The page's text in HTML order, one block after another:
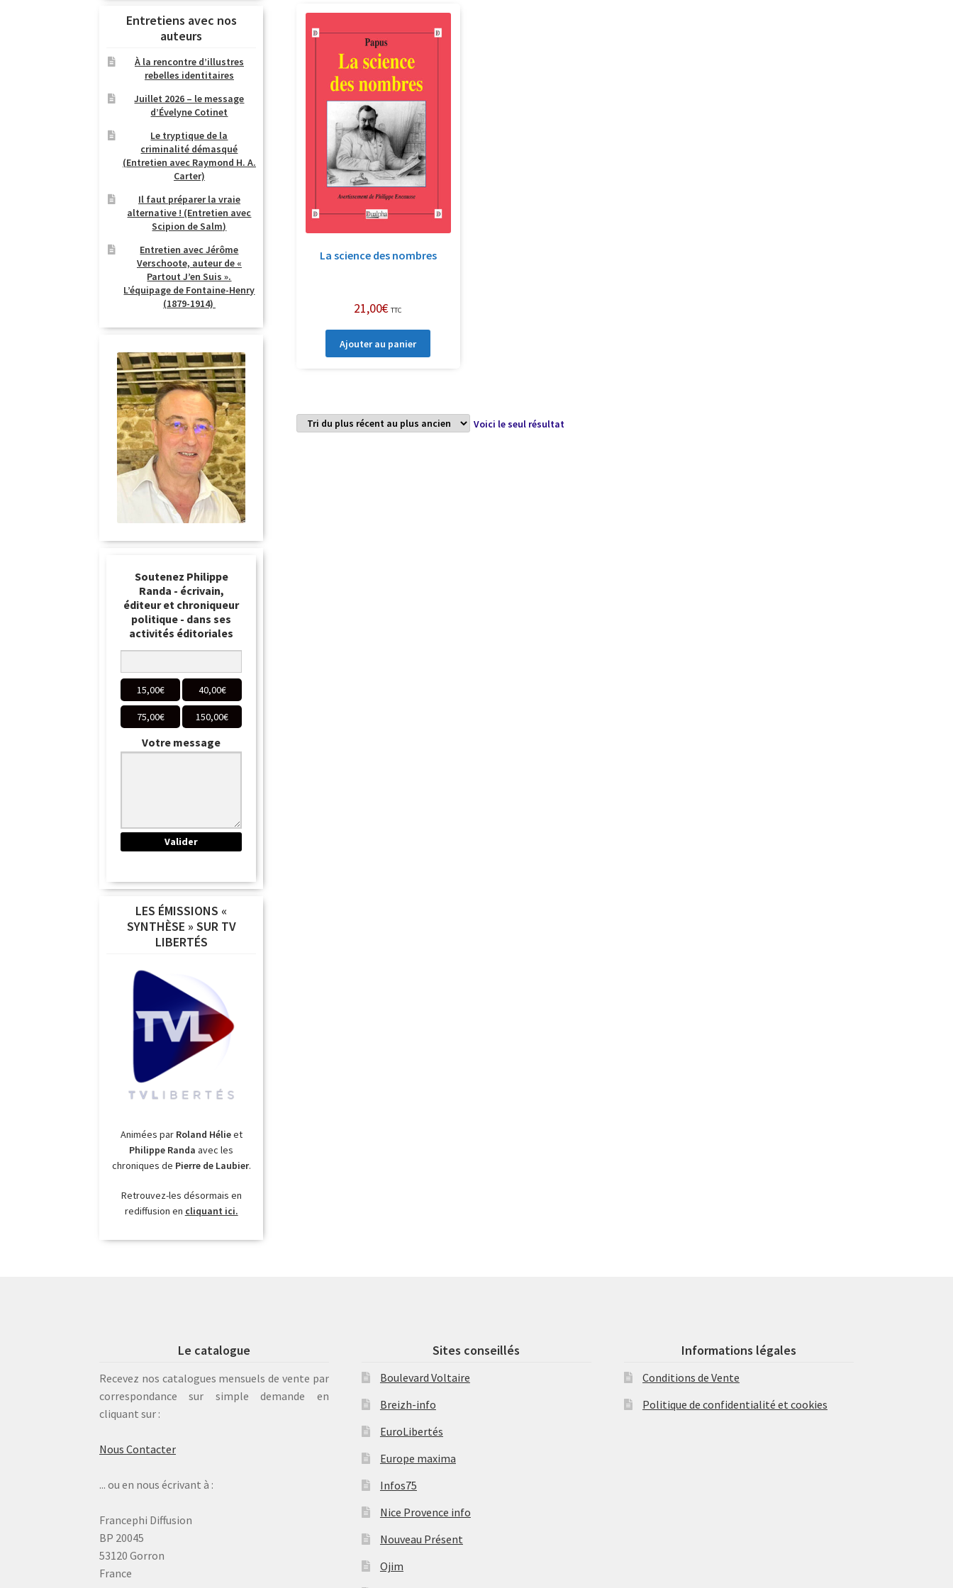
La science des nombres
21,00€ TTC
Ajouter au panier
Voici le seul résultat
Entretiens avec nos
auteurs
À la rencontre d’illustres
rebelles identitaires
Juillet 2026 – le message
d’Évelyne Cotinet
Le tryptique de la
criminalité démasqué
(Entretien avec Raymond H. A.
Carter)
Il faut préparer la vraie
alternative ! (Entretien avec
Scipion de Salm)
Entretien avec Jérôme
Verschoote, auteur de «
Partout J’en Suis ».
L’équipage de Fontaine-Henry
(1879-1914)
Soutenez Philippe
Randa - écrivain,
éditeur et chroniqueur
politique - dans ses
activités éditoriales
15,00€ 40,00€
75,00€ 150,00€
Votre message
LES ÉMISSIONS «
SYNTHÈSE » SUR TV
LIBERTÉS
Animées par Roland Hélieet
Philippe Randa avec les
chroniques de Pierre de Laubier.
Retrouvez-les désormais en
rediffusion en cliquant ici.
Le catalogue
Recevez nos catalogues mensuels de vente par
correspondance sur simple demande en
cliquant sur :
Nous Contacter
... ou en nous écrivant à :
Francephi Diffusion
BP 20045
53120 Gorron
France
Sites conseillés
Boulevard Voltaire
Breizh-info
EuroLibertés
Europe maxima
Infos75
Nice Provence info
Nouveau Présent
Ojim
Informations légales
Conditions de Vente
Politique de confidentialité et cookies